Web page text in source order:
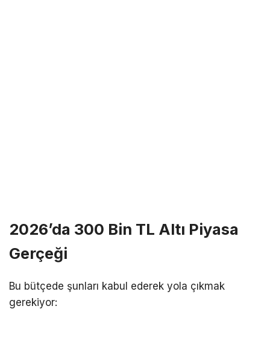
2026’da 300 Bin TL Altı Piyasa
Gerçeği
Bu bütçede şunları kabul ederek yola çıkmak
gerekiyor: